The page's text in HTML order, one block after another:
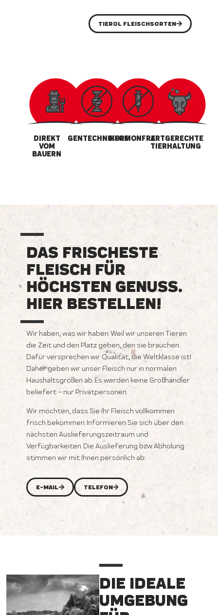
TIEROL FLEISCHSORTEN
DIREKT
VOM
BAUERN
GENTECHNIKFREIHORMONFREIARTGERECHTE
TIERHALTUNG
DAS FRISCHESTE
FLEISCH FÜR
HÖCHSTEN GENUSS.
HIER BESTELLEN!
Wir haben, was wir haben. Weil wir unseren Tieren
die Zeit und den Platz geben, den sie brauchen.
Dafür versprechen wir Qualität, die Weltklasse ist!
Daher geben wir unser Fleisch nur in normalen
Haushaltsgrößen ab. Es werden keine Großhändler
beliefert – nur Privatpersonen.
Wir möchten, dass Sie Ihr Fleisch vollkommen
frisch bekommen. Informieren Sie sich über den
nächsten Auslieferungszeitraum und
Verfügbarkeiten. Die Auslieferung bzw. Abholung
stimmen wir mit Ihnen persönlich ab:
E-MAIL TELEFON
DIE IDEALE
UMGEBUNG